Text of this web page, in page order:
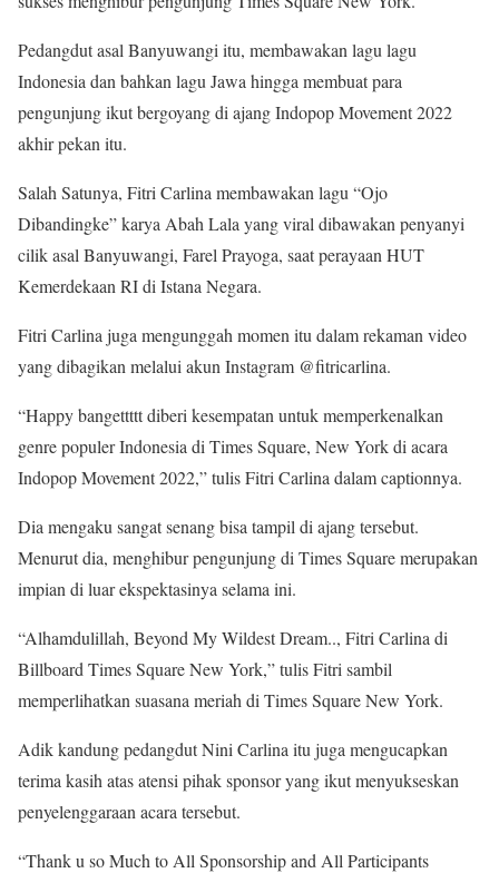
Pedangdut asal Banyuwangi itu, membawakan lagu lagu
Indonesia dan bahkan lagu Jawa hingga membuat para
pengunjung ikut bergoyang di ajang Indopop Movement 2022
akhir pekan itu.
Salah Satunya, Fitri Carlina membawakan lagu “Ojo
Dibandingke” karya Abah Lala yang viral dibawakan penyanyi
cilik asal Banyuwangi, Farel Prayoga, saat perayaan HUT
Kemerdekaan RI di Istana Negara.
Fitri Carlina juga mengunggah momen itu dalam rekaman video
yang dibagikan melalui akun Instagram @fitricarlina.
“Happy bangettttt diberi kesempatan untuk memperkenalkan
genre populer Indonesia di Times Square, New York di acara
Indopop Movement 2022,” tulis Fitri Carlina dalam captionnya.
Dia mengaku sangat senang bisa tampil di ajang tersebut.
Menurut dia, menghibur pengunjung di Times Square merupakan
impian di luar ekspektasinya selama ini.
“Alhamdulillah, Beyond My Wildest Dream.., Fitri Carlina di
Billboard Times Square New York,” tulis Fitri sambil
memperlihatkan suasana meriah di Times Square New York.
Adik kandung pedangdut Nini Carlina itu juga mengucapkan
terima kasih atas atensi pihak sponsor yang ikut menyukseskan
penyelenggaraan acara tersebut.
“Thank u so Much to All Sponsorship and All Participants